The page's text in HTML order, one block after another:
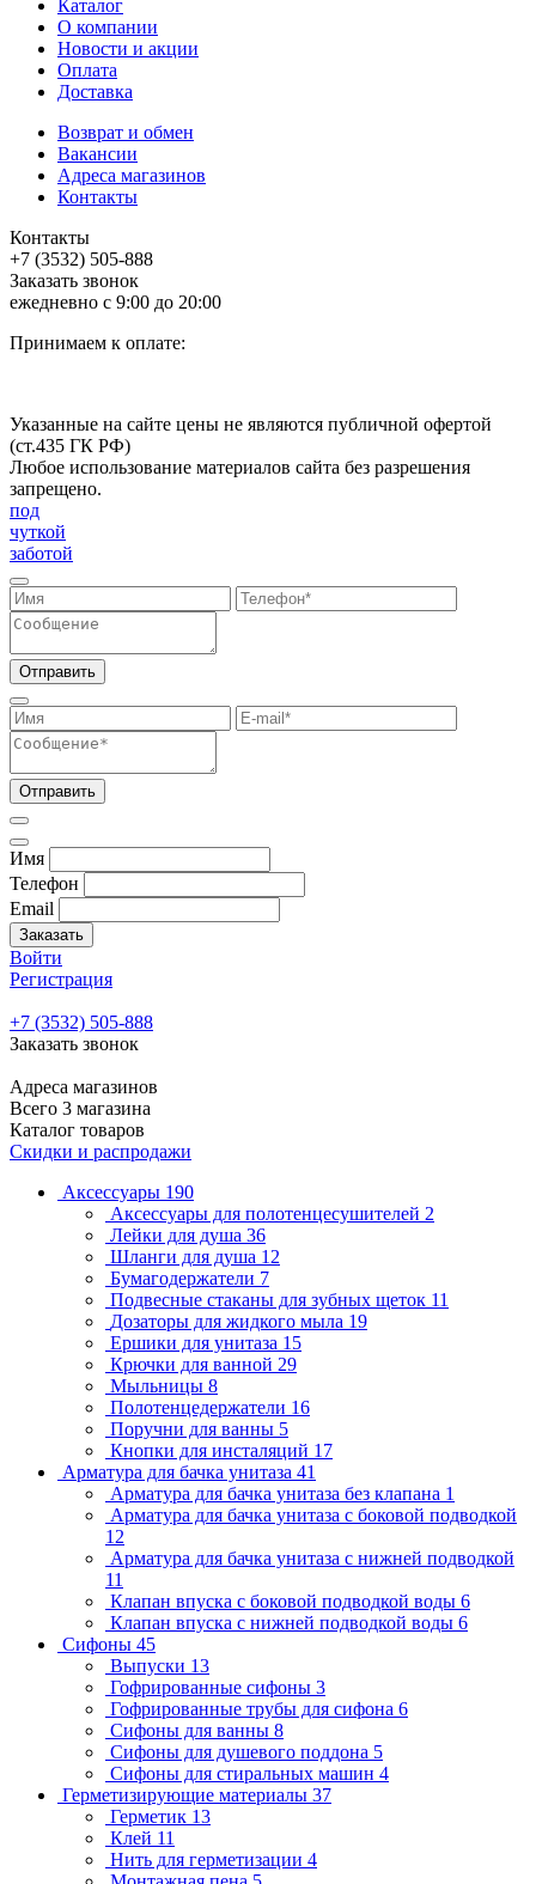
Каталог
О компании
Новости и акции
Оплата
Доставка
Возврат и обмен
Вакансии
Адреса магазинов
Контакты
Контакты
+7 (3532) 505-888
Заказать звонок
ежедневно с 9:00 до 20:00
Принимаем к оплате:
Указанные на сайте цены не являются публичной офертой
(ст.435 ГК РФ)
Любое использование материалов сайта без разрешения
запрещено.
под
чуткой
заботой
Отправить
Отправить
Имя
Телефон
Email
Заказать
Войти
Регистрация
+7 (3532) 505-888
Заказать звонок
Адреса магазинов
Всего 3 магазина
Каталог товаров
Скидки и распродажи
Аксессуары 190
Аксессуары для полотенцесушителей 2
Лейки для душа 36
Шланги для душа 12
Бумагодержатели 7
Подвесные стаканы для зубных щеток 11
Дозаторы для жидкого мыла 19
Ершики для унитаза 15
Крючки для ванной 29
Мыльницы 8
Полотенцедержатели 16
Поручни для ванны 5
Кнопки для инсталяций 17
Арматура для бачка унитаза 41
Арматура для бачка унитаза без клапана 1
Арматура для бачка унитаза с боковой подводкой
12
Арматура для бачка унитаза с нижней подводкой
11
Клапан впуска с боковой подводкой воды 6
Клапан впуска с нижней подводкой воды 6
Сифоны 45
Выпуски 13
Гофрированные сифоны 3
Гофрированные трубы для сифона 6
Сифоны для ванны 8
Сифоны для душевого поддона 5
Сифоны для стиральных машин 4
Герметизирующие материалы 37
Герметик 13
Клей 11
Нить для герметизации 4